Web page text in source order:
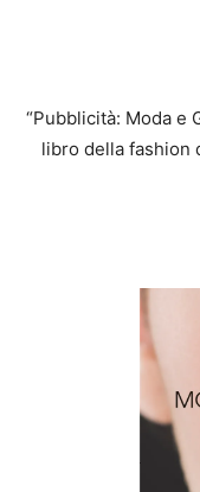
“Pubblicità: Moda e
libro della fashion